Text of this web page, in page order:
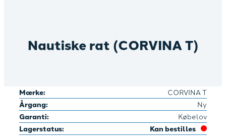
Nautiske rat (CORVINA T)
Mærke: CORVINA T
Årgang: Ny
Garanti: Købelov
Lagerstatus: Kan bestilles